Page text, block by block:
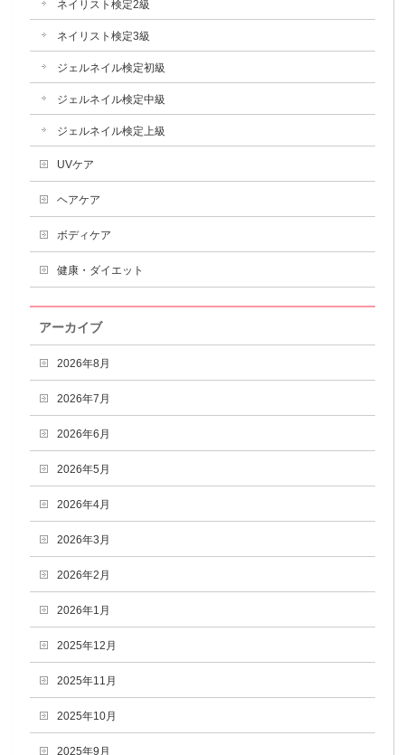
ネイリスト検定2級
ネイリスト検定3級
ジェルネイル検定初級
ジェルネイル検定中級
ジェルネイル検定上級
UVケア
ヘアケア
ボディケア
健康・ダイエット
アーカイブ
2026年8月
2026年7月
2026年6月
2026年5月
2026年4月
2026年3月
2026年2月
2026年1月
2025年12月
2025年11月
2025年10月
2025年9月